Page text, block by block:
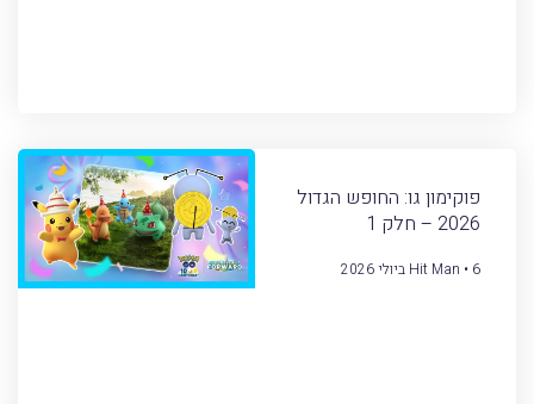
פוקימון גו: החופש הגדול
2026 – חלק 1
Hit Man 6 ביולי 2026